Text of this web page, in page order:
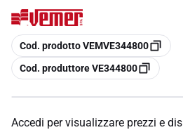
copia
Cod. prodotto VEMVE344800
copia
Cod. produttore VE344800
Accedi per visualizzare prezzi e